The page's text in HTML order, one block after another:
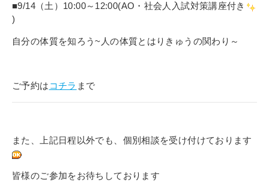
■9/14（土）10:00～12:00(AO・社会人入試対策講座付き
)
自分の体質を知ろう~人の体質とはりきゅうの関わり～
ご予約は コチラ まで
また、上記日程以外でも、個別相談を受け付けております
皆様のご参加をお待ちしております